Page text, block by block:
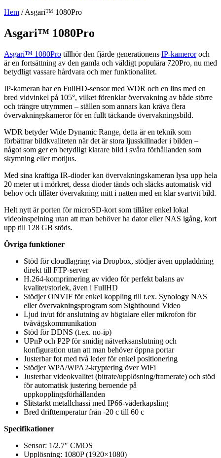
Hem / Asgari™ 1080Pro
Asgari™ 1080Pro
Asgari™ 1080Pro tillhör den fjärde generationens IP-kameroroch
är en fortsättning av den gamla och väldigt populära 720Pro, nu med
betydligt vassare hårdvara och mer funktionalitet.
IP-kameran har en FullHD-sensor med WDR och en lins med en
bred vidvinkel på 105°, vilket förenklar övervakning av både större
och trängre utrymmen – ställen som annars kan kräva flera
övervakningskameror för en fullt täckande övervakningsbild.
WDR betyder Wide Dynamic Range, detta är en teknik som
förbättrar bildkvaliteten när det är stora ljusskillnader i bilden –
något som ger en betydligt klarare bild i svåra förhållanden som
skymning eller motljus.
Med sina kraftiga IR-dioder kan övervakningskameran lysa upp hela
20 meter ut i mörkret, dessa dioder tänds och släcks automatisk vid
behov och tillåter övervakning mitt i natten med en klar svartvit bild.
Helt nytt är porten för microSD-kort som tillåter enkel lokal
videoinspelning utan att man behöver ha dator eller NAS igång, kort
upp till 128 GB stöds.
Övriga funktioner
Stöd för cloudlagring via Dropbox, stödjer även uppladdning
direkt till FTP-server
H.264-komprimering av video för perfekt balans av
kvalitet/storlek, även i FullHD
Stödjer ONVIF för enkel koppling till t.ex. Synology NAS
eller övervakningsprogram som Sighthound Video
Ljud in/ut för anslutning av högtalare eller mikrofon för
tvåvägskommunikation
Stöd för DDNS (t.ex. no-ip)
UPnP och P2P för smidig nätverksanslutning och
konfiguration utan att man behöver öppna portar
Justerbar fot med två leder för enkel positionering
Stödjer WPA/WPA2-kryptering över WiFi
Justerbar videokvalitet (bitrate/upplösning/framerate) och stöd
för automatisk justering beroende på
uppkopplingsförhållanden
Slitstarkt metallchassi med IP66-väderkapsling
Bred drifttemperatur från -20 c till 60 c
Specifikationer
Sensor: 1/2.7″ CMOS
Upplösning: 1080P (1920×1080)